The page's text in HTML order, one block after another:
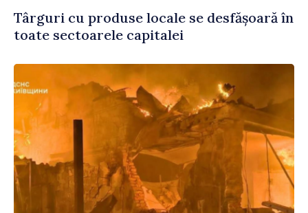
Târguri cu produse locale se desfășoară în
toate sectoarele capitalei